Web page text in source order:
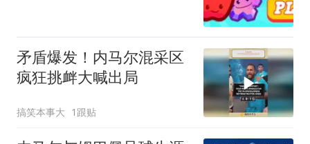
矛盾爆发！内马尔混采区
疯狂挑衅大喊出局
搞笑本事大 1跟贴